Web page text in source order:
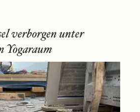
verborgen unter
Yogaraum